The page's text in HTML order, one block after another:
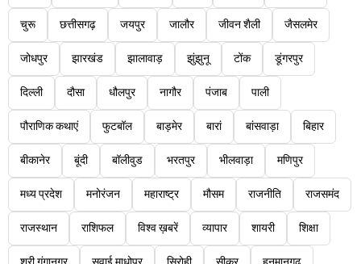
चुरू छत्तीसगढ़ जयपुर जालौर जीवन शैली जैसलमेर
जोधपुर झारखंड झालावाड़ झुंझुनू टोंक डूंगरपुर
दिल्ली दौसा धौलपुर नागौर पंजाब पाली
पौराणिक कथाएं फुटबॉल बाड़मेर बारां बांसवाड़ा बिहार
बीकानेर बूंदी बॉलीवुड भरतपुर भीलवाड़ा मणिपुर
मध्य प्रदेश मनोरंजन महाराष्ट्र मौसम राजनीति राजसमंद
राजस्थान राशिफल विश्व ख़बरें व्यापार शायरी शिक्षा